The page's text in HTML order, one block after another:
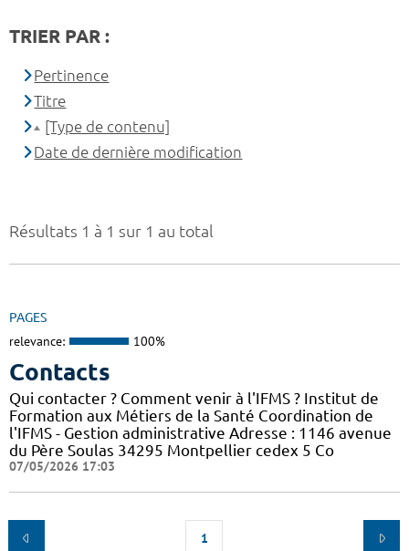
Résultats 1 à 1 sur 1 au total
PAGES
relevance: 100%
Contacts
Qui contacter ? Comment venir à l'IFMS ? Institut de
Formation aux Métiers de la Santé Coordination de
l'IFMS - Gestion administrative Adresse : 1146 avenue
du Père Soulas 34295 Montpellier cedex 5 Co
07/05/2026 17:03
1
TRIER PAR :
Pertinence
Titre
[Type de contenu]
Date de dernière modification